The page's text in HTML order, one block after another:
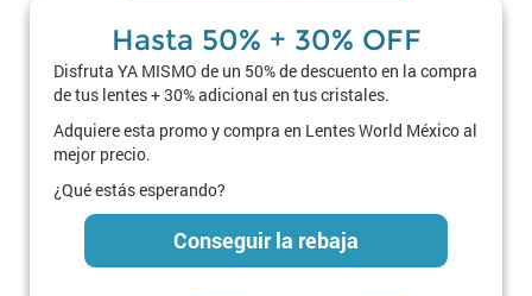
Hasta 50% + 30% OFF
Disfruta YA MISMO de un 50% de descuento en la compra
de tus lentes + 30% adicional en tus cristales.
Adquiere esta promo y compra en Lentes World México al
mejor precio.
¿Qué estás esperando?
Conseguir la rebaja